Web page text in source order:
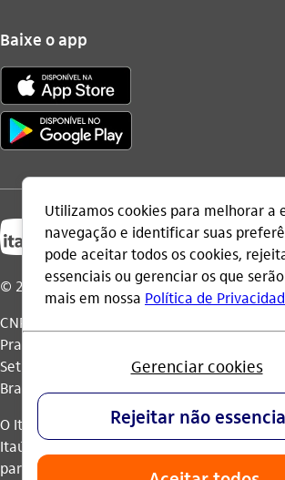
Baixe o app
© 2026 Itaú Unibanco Holding S.A.
CNPJ: 60.872.504/0001-23
Praça Alfredo Egydio de Souza Aranha, 100,
Setubal, Parque Jabaquara - CEP 04344-902
Brasil.
O Itaú Unibanco Holding S.A. é integrante
Itaú Unibanco e possui autorização do
para operar como banco múltiplo e realizar